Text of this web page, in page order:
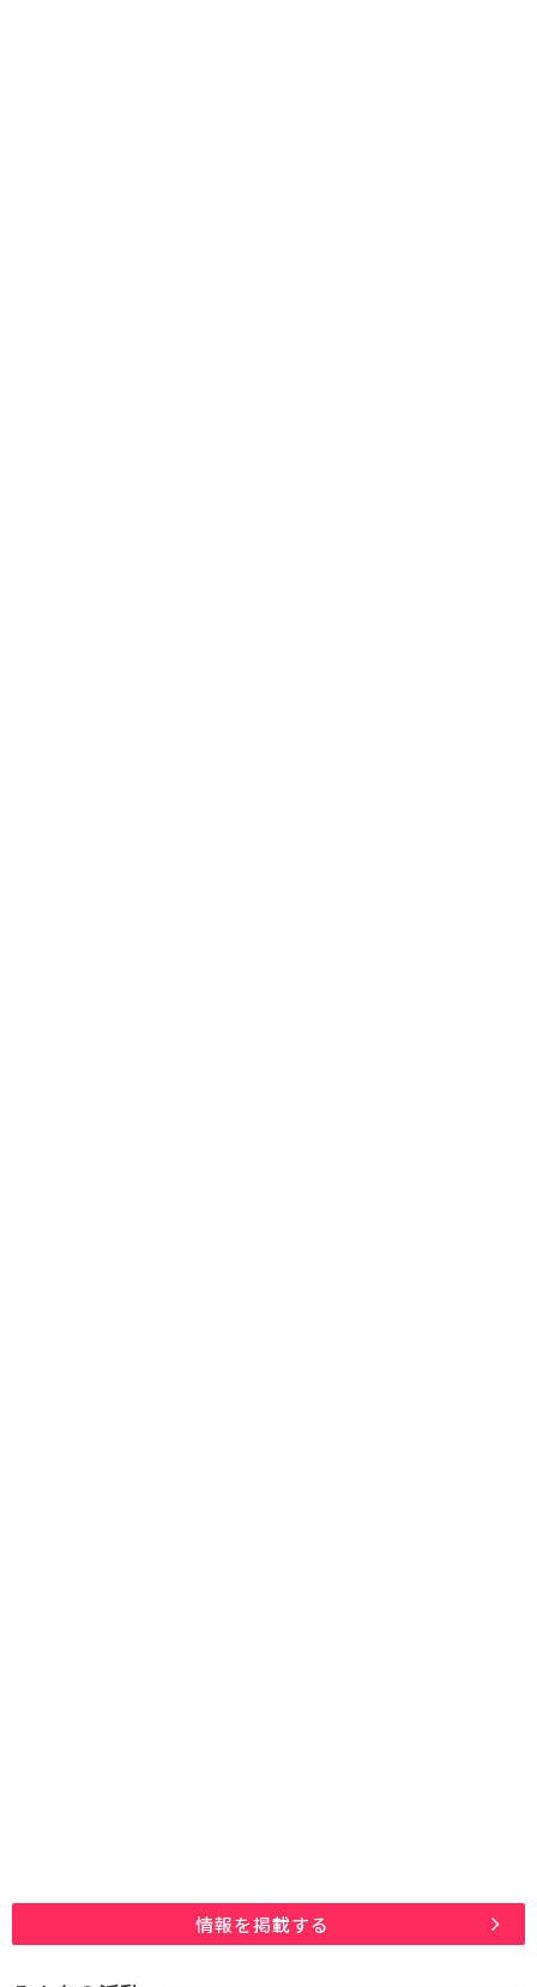
情報を掲載する